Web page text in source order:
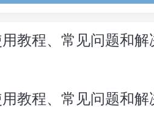
教程、常见问题和解
教程、常见问题和解